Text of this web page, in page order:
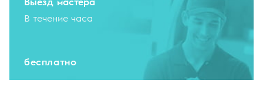
В течение часа
бесплатно